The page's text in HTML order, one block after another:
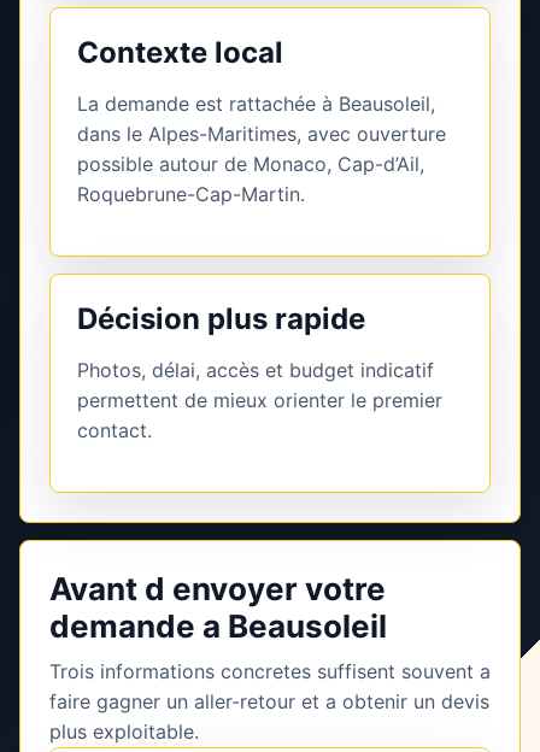
Contexte local
La demande est rattachée à Beausoleil,
dans le Alpes-Maritimes, avec ouverture
possible autour de Monaco, Cap-d’Ail,
Roquebrune-Cap-Martin.
Décision plus rapide
Photos, délai, accès et budget indicatif
permettent de mieux orienter le premier
contact.
Avant d envoyer votre
demande a Beausoleil
Trois informations concretes suffisent souvent a
faire gagner un aller-retour et a obtenir un devis
plus exploitable.